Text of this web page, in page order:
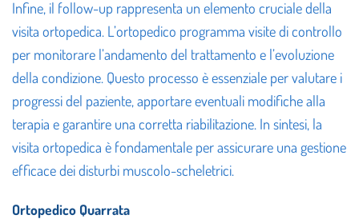
Infine, il follow-up rappresenta un elemento cruciale della
visita ortopedica. L’ortopedico programma visite di controllo
per monitorare l’andamento del trattamento e l’evoluzione
della condizione. Questo processo è essenziale per valutare i
progressi del paziente, apportare eventuali modifiche alla
terapia e garantire una corretta riabilitazione. In sintesi, la
visita ortopedica è fondamentale per assicurare una gestione
efficace dei disturbi muscolo-scheletrici.
Ortopedico Quarrata